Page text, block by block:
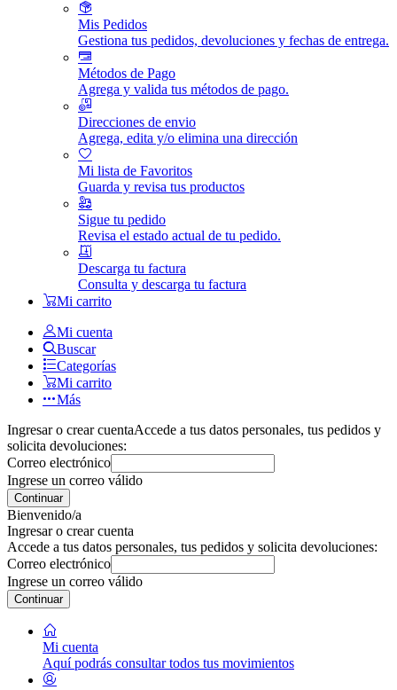
Mis Pedidos
Gestiona tus pedidos, devoluciones y fechas de entrega.
Métodos de Pago
Agrega y valida tus métodos de pago.
Direcciones de envio
Agrega, edita y/o elimina una dirección
Mi lista de Favoritos
Guarda y revisa tus productos
Sigue tu pedido
Revisa el estado actual de tu pedido.
Descarga tu factura
Consulta y descarga tu factura
Mi carrito
Mi cuenta
Buscar
Categorías
Mi carrito
Más
Ingresar o crear cuentaAccede a tus datos personales, tus pedidos y
solicita devoluciones:
Correo electrónico
Ingrese un correo válido
Continuar
Bienvenido/a
Ingresar o crear cuenta
Accede a tus datos personales, tus pedidos y solicita devoluciones:
Correo electrónico
Ingrese un correo válido
Continuar
Mi cuenta
Aquí podrás consultar todos tus movimientos